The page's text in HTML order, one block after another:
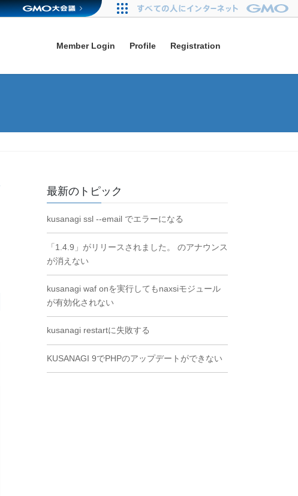
Member Login Profile Registration
最新のトピック
kusanagi ssl --email でエラーになる
「1.4.9」がリリースされました。 のアナウンス
が消えない
kusanagi waf onを実行してもnaxsiモジュール
が有効化されない
kusanagi restartに失敗する
KUSANAGI 9でPHPのアップデートができない